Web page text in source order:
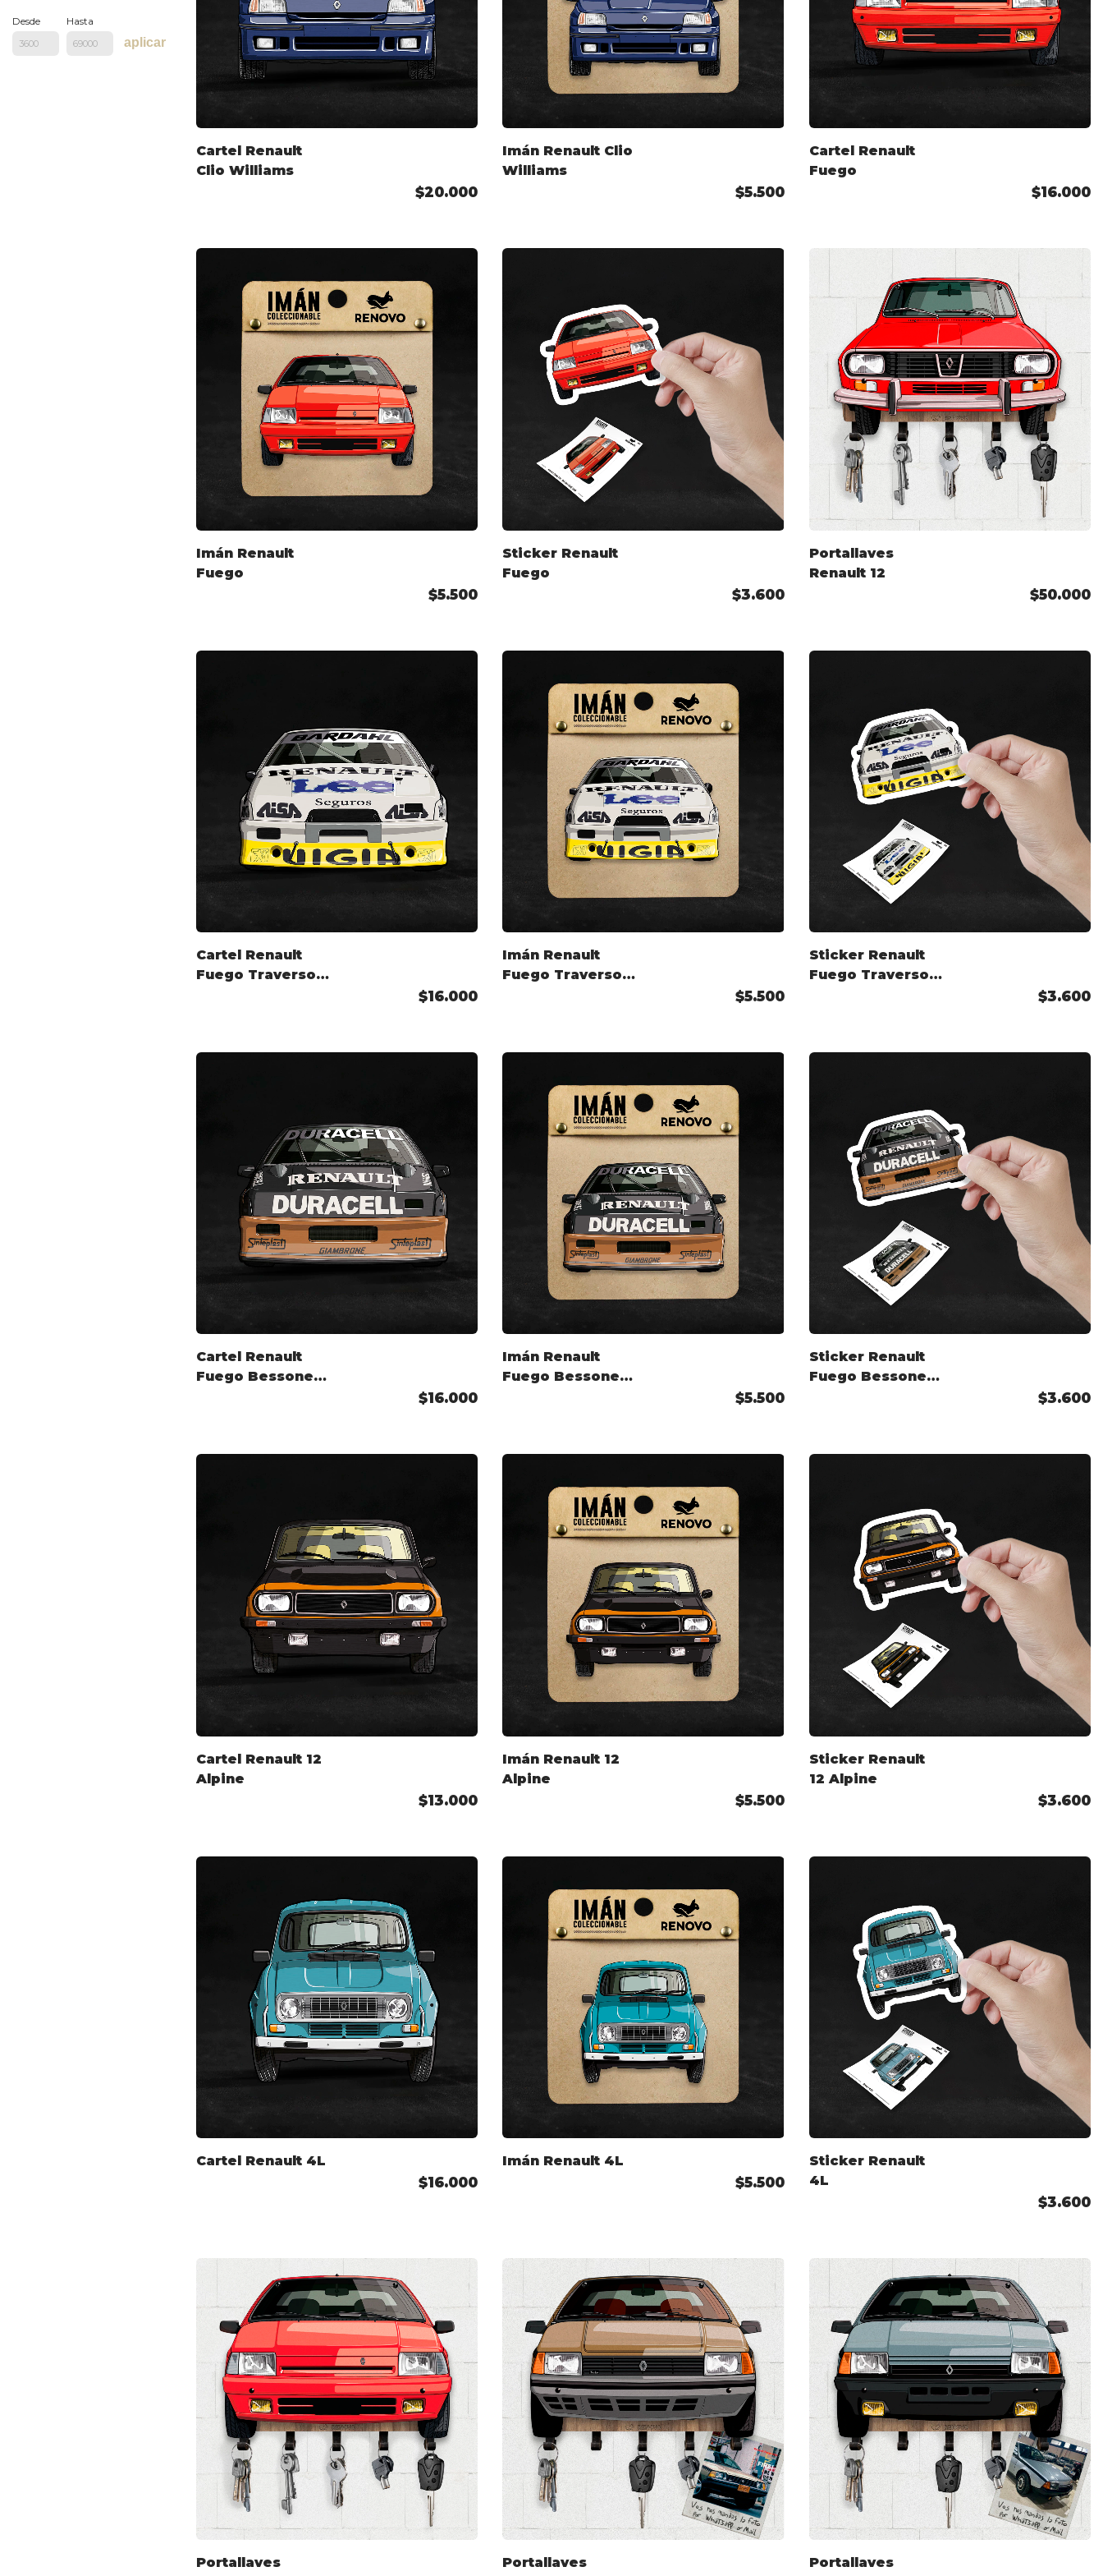
Desde Hasta
aplicar
Cartel Renault
Clio Williams
$20.000
Imán Renault Clio
Williams
$5.500
Cartel Renault
Fuego
$16.000
Imán Renault
Fuego
$5.500
Sticker Renault
Fuego
$3.600
Portallaves
Renault 12
$50.000
Cartel Renault
Fuego Traverso
$16.000
Imán Renault
Fuego Traverso
$5.500
Sticker Renault
Fuego Traverso
$3.600
Cartel Renault
Fuego Bessone
$16.000
Imán Renault
Fuego Bessone
$5.500
Sticker Renault
Fuego Bessone
$3.600
Cartel Renault 12
Alpine
$13.000
Imán Renault 12
Alpine
$5.500
Sticker Renault
12 Alpine
$3.600
Cartel Renault 4L
$16.000
Imán Renault 4L
$5.500
Sticker Renault
4L
$3.600
Portallaves
Portallaves
Portallaves